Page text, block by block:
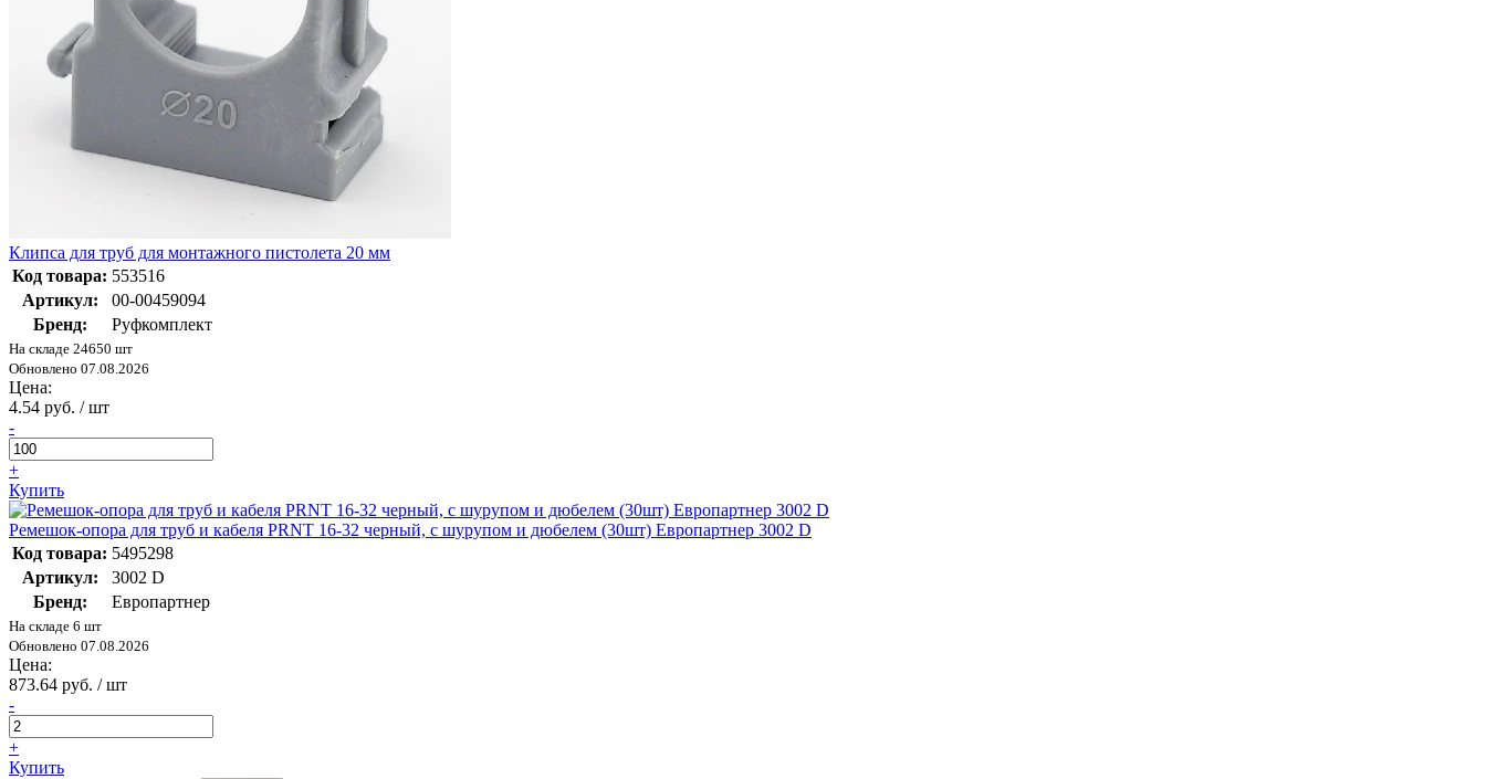
Клипса для труб для монтажного пистолета 20 мм
Код товара: 553516
Артикул:
00-00459094
Бренд:
Руфкомплект
На складе 24650 шт
Обновлено 07.08.2026
Цена:
4.54 руб. / шт
-
+
Купить
Ремешок-опора для труб и кабеля PRNT 16-32 черный, с шурупом и дюбелем (30шт) Европартнер 3002 D
Код товара: 5495298
Артикул:
3002 D
Бренд:
Европартнер
На складе 6 шт
Обновлено 07.08.2026
Цена:
873.64 руб. / шт
-
+
Купить